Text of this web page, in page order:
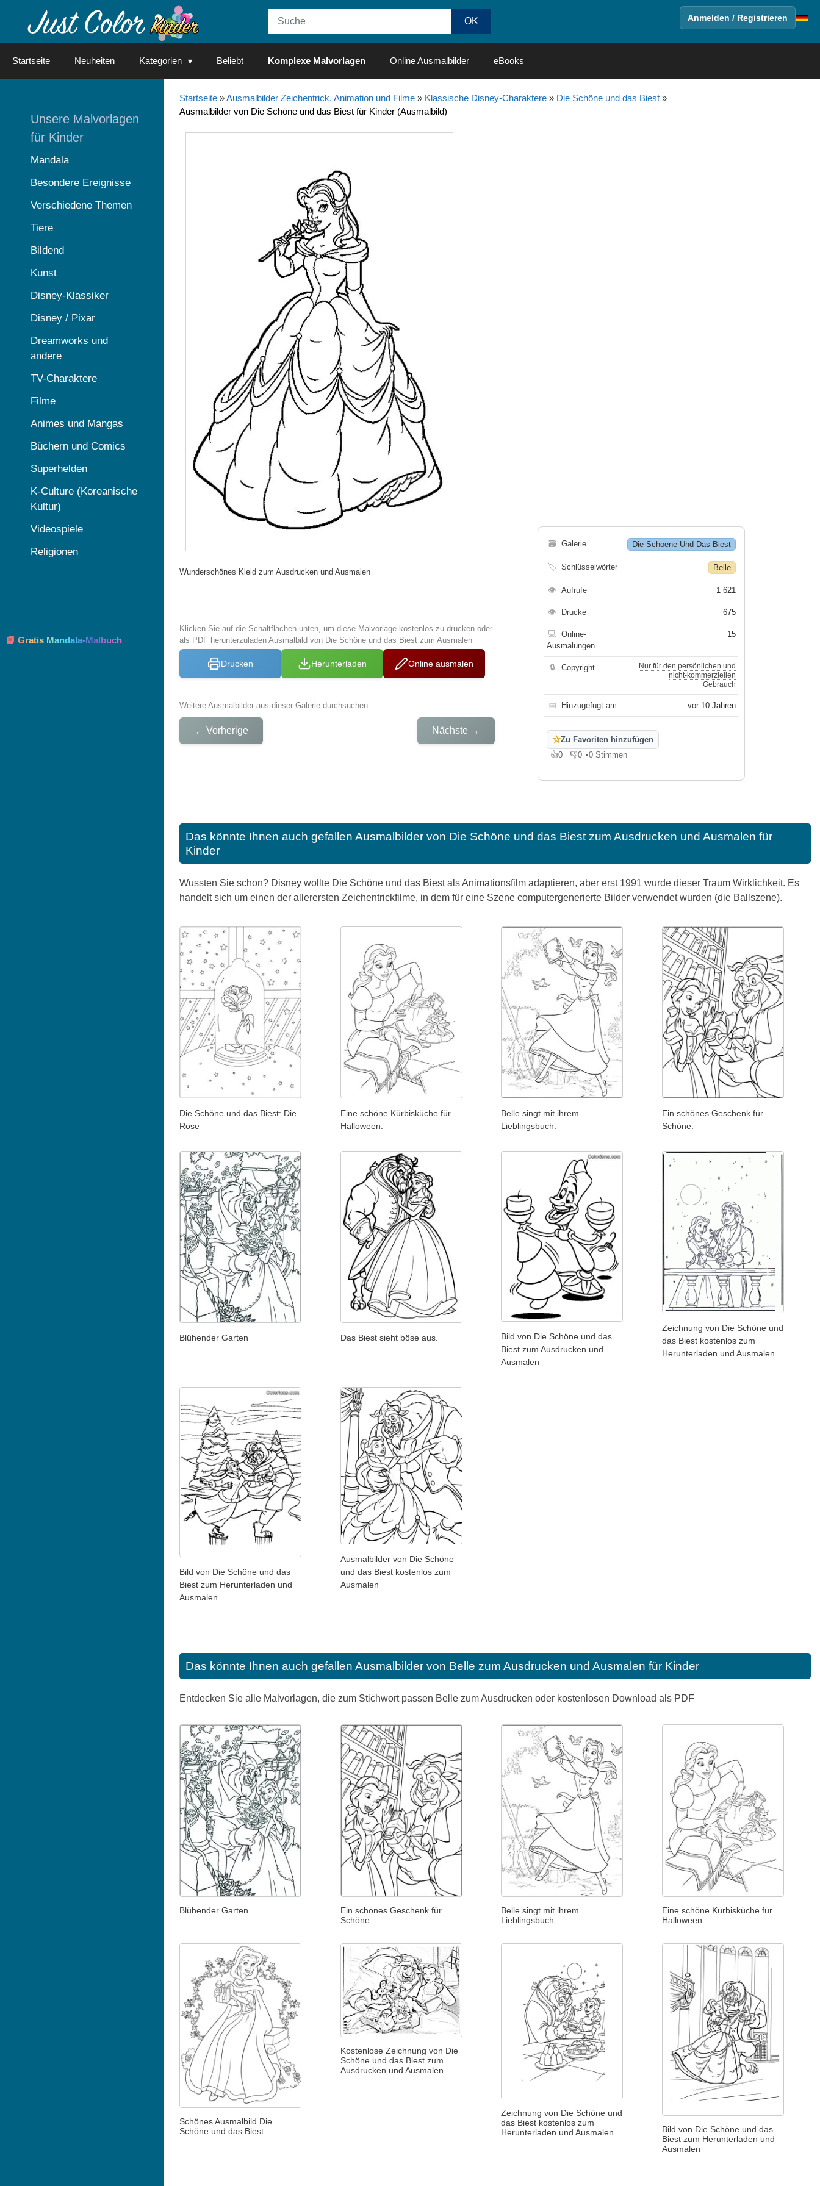
Anmelden / Registrieren
Startseite Neuheiten Kategorien Beliebt Komplexe Malvorlagen Online Ausmalbilder eBooks
Startseite»Ausmalbilder Zeichentrick, Animation und Filme» Klassische Disney-Charaktere» Die Schöne und das Biest»
Ausmalbilder von Die Schöne und das Biest für Kinder (Ausmalbild)
Wunderschönes Kleid zum Ausdrucken und Ausmalen
Klicken Sie auf die Schaltflächen unten, um diese Malvorlage kostenlos zu drucken oder
als PDF herunterzuladen Ausmalbild von Die Schöne und das Biest zum Ausmalen
Drucken Herunterladen Online ausmalen
Weitere Ausmalbilder aus dieser Galerie durchsuchen
← Vorherige Nächste →
🗃 Galerie Die Schoene Und Das Biest
🏷 Schlüsselwörter Belle
👁 Aufrufe 1 621
👁 Drucke 675
💻
Online-
Ausmalungen
15
🔒 Copyright
Nur für den persönlichen und
nicht-kommerziellen
Gebrauch
📅 Hinzugefügt am vor 10 Jahren
☆Zu Favoriten hinzufügen
👍0
Gefällt mir
👎0
Gefällt mir nicht
•0 Stimmen
Das könnte Ihnen auch gefallen Ausmalbilder von Die Schöne und das Biest zum Ausdrucken und Ausmalen für
Kinder
Wussten Sie schon? Disney wollte Die Schöne und das Biest als Animationsfilm adaptieren, aber erst 1991 wurde dieser Traum Wirklichkeit. Es
handelt sich um einen der allerersten Zeichentrickfilme, in dem für eine Szene computergenerierte Bilder verwendet wurden (die Ballszene).
Die Schöne und das Biest: Die
Rose
Eine schöne Kürbisküche für
Halloween.
Belle singt mit ihrem
Lieblingsbuch.
Ein schönes Geschenk für
Schöne.
Blühender Garten Das Biest sieht böse aus.
Bild von Die Schöne und das
Biest zum Ausdrucken und
Ausmalen
Zeichnung von Die Schöne und
das Biest kostenlos zum
Herunterladen und Ausmalen
Bild von Die Schöne und das
Biest zum Herunterladen und
Ausmalen
Ausmalbilder von Die Schöne
und das Biest kostenlos zum
Ausmalen
Das könnte Ihnen auch gefallen Ausmalbilder von Belle zum Ausdrucken und Ausmalen für Kinder
Entdecken Sie alle Malvorlagen, die zum Stichwort passen Belle zum Ausdrucken oder kostenlosen Download als PDF
Blühender Garten
Ein schönes Geschenk für
Schöne.
Belle singt mit ihrem
Lieblingsbuch.
Eine schöne Kürbisküche für
Halloween.
Schönes Ausmalbild Die
Schöne und das Biest
Kostenlose Zeichnung von Die
Schöne und das Biest zum
Ausdrucken und Ausmalen
Zeichnung von Die Schöne und
das Biest kostenlos zum
Herunterladen und Ausmalen
Bild von Die Schöne und das
Biest zum Herunterladen und
Ausmalen
Unsere Malvorlagen
für Kinder
Mandala
Besondere Ereignisse
Verschiedene Themen
Tiere
Bildend
Kunst
Disney-Klassiker
Disney / Pixar
Dreamworks und
andere
TV-Charaktere
Filme
Animes und Mangas
Büchern und Comics
Superhelden
K-Culture (Koreanische
Kultur)
Videospiele
Religionen
📘 Gratis Mandala-Malbuch